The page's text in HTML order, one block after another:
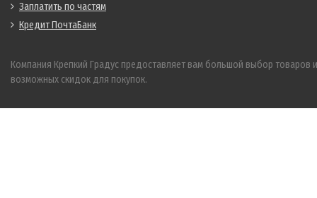
Заплатить по частям
Кредит ПочтаБанк
Компания Крепкий Градус предоставляет вам большой выбор товаров и
возможных скидок для покупок.